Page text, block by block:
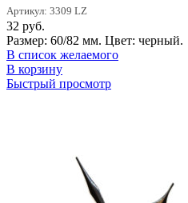
Артикул: 3309 LZ
32 руб.
Размер: 60/82 мм. Цвет: черный.
В список желаемого
В корзину
Быстрый просмотр